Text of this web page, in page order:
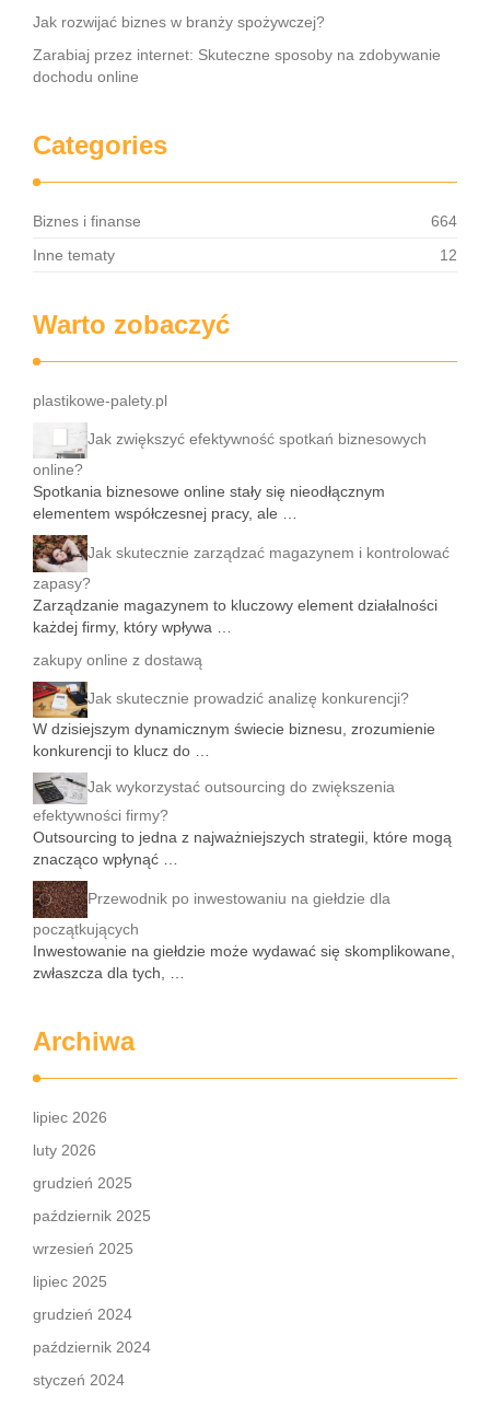
Jak rozwijać biznes w branży spożywczej?
Zarabiaj przez internet: Skuteczne sposoby na zdobywanie
dochodu online
Categories
Biznes i finanse
664
Inne tematy
12
Warto zobaczyć
plastikowe-palety.pl
Jak zwiększyć efektywność spotkań biznesowych
online?
Spotkania biznesowe online stały się nieodłącznym
elementem współczesnej pracy, ale …
Jak skutecznie zarządzać magazynem i kontrolować
zapasy?
Zarządzanie magazynem to kluczowy element działalności
każdej firmy, który wpływa …
zakupy online z dostawą
Jak skutecznie prowadzić analizę konkurencji?
W dzisiejszym dynamicznym świecie biznesu, zrozumienie
konkurencji to klucz do …
Jak wykorzystać outsourcing do zwiększenia
efektywności firmy?
Outsourcing to jedna z najważniejszych strategii, które mogą
znacząco wpłynąć …
Przewodnik po inwestowaniu na giełdzie dla
początkujących
Inwestowanie na giełdzie może wydawać się skomplikowane,
zwłaszcza dla tych, …
Archiwa
lipiec 2026
luty 2026
grudzień 2025
październik 2025
wrzesień 2025
lipiec 2025
grudzień 2024
październik 2024
styczeń 2024